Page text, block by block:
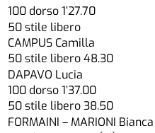
100 dorso 1’27.70
50 stile libero
CAMPUS Camilla
50 stile libero 48.30
DAPAVO Lucia
100 dorso 1’37.00
50 stile libero 38.50
FORMAINI – MARIONI Bianca